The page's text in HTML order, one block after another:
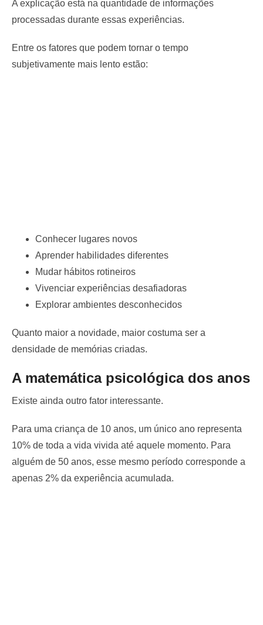
A explicação está na quantidade de informações
processadas durante essas experiências.
Entre os fatores que podem tornar o tempo
subjetivamente mais lento estão:
Conhecer lugares novos
Aprender habilidades diferentes
Mudar hábitos rotineiros
Vivenciar experiências desafiadoras
Explorar ambientes desconhecidos
Quanto maior a novidade, maior costuma ser a
densidade de memórias criadas.
A matemática psicológica dos anos
Existe ainda outro fator interessante.
Para uma criança de 10 anos, um único ano representa
10% de toda a vida vivida até aquele momento. Para
alguém de 50 anos, esse mesmo período corresponde a
apenas 2% da experiência acumulada.